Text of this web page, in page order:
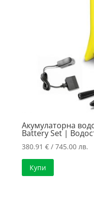
Акумулаторна
Battery Set |
380.91 €/ 745.00 лв.
Купи